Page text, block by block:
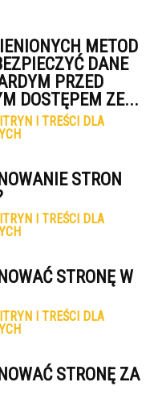
METOD
DANE
PRZED
DOSTĘPEM ZE...
I TREŚCI DLA
STRON
I TREŚCI DLA
STRONĘ W
I TREŚCI DLA
STRONĘ ZA